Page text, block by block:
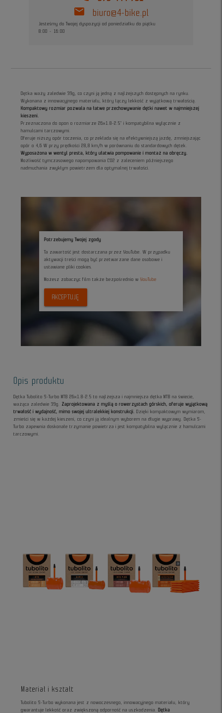
mail biuro@4-bike.pl
Jesteśmy do Twojej dyspozycji od poniedziałku do piątku
8:00 - 16:00
Dętka waży zaledwie 39g, co czyni ją jedną z najlżejszych dostępnych na rynku.
Wykonana z innowacyjnego materiału, który łączy lekkość z wyjątkową trwałością.
Kompaktowy rozmiar pozwala na łatwe przechowywanie dętki nawet w najmniejszej
kieszeni.
Przeznaczona do opon o rozmiarze 26x1.8-2.5" i kompatybilna wyłącznie z
hamulcami tarczowymi.
Oferuje niższy opór toczenia, co przekłada się na efektywniejszą jazdę, zmniejszając
opór o 4,6 W przy prędkości 28,8 km/h w porównaniu do standardowych dętek.
Wyposażona w wentyl presta, który ułatwia pompowanie i montaż na obręczy.
Możliwość tymczasowego napompowania CO2 z zaleceniem późniejszego
nadmuchania zwykłym powietrzem dla optymalnej trwałości.
Potrzebujemy Twojej zgody
Ta zawartość jest dostarczana przez YouTube. W przypadku
aktywacji treści mogą być przetwarzane dane osobowe i
ustawiane pliki cookies.
Możesz zobaczyc film także bezpośrednio w YouTube
AKCEPTUJĘ
Opis produktu
Dętka Tubolito S-Turbo MTB 26x1.8-2.5 to najlżejsza i najmniejsza dętka MTB na świecie,
ważąca zaledwie 39g. Zaprojektowana z myślą o rowerzystach górskich, oferuje wyjątkową
trwałość i wydajność, mimo swojej ultralekkiej konstrukcji.
Dzięki kompaktowym wymiarom,
zmieści się w każdej kieszeni, co czyni ją idealnym wyborem na długie wyprawy. Dętka S-
Turbo zapewnia doskonałe trzymanie powietrza i jest kompatybilna wyłącznie z hamulcami
tarczowymi.
Materiał i kształt
Tubolito S-Turbo wykonana jest z nowoczesnego, innowacyjnego materiału, który
gwarantuje lekkość oraz zwiększoną odporność na uszkodzenia. Dętka